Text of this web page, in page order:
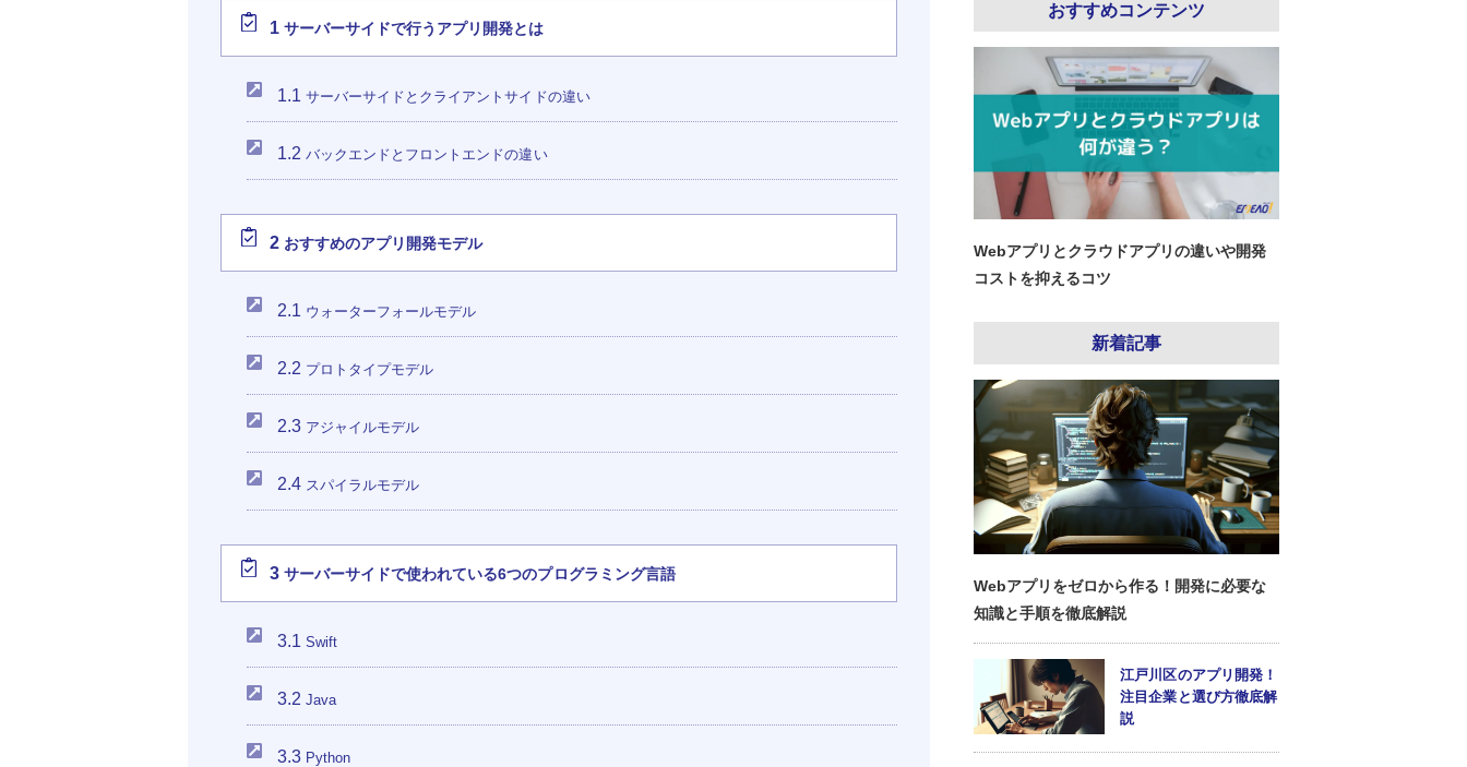
1 サーバーサイドで行うアプリ開発とは
1.1 サーバーサイドとクライアントサイドの違い
1.2 バックエンドとフロントエンドの違い
2 おすすめのアプリ開発モデル
2.1 ウォーターフォールモデル
2.2 プロトタイプモデル
2.3 アジャイルモデル
2.4 スパイラルモデル
3 サーバーサイドで使われている6つのプログラミング言語
3.1 Swift
3.2 Java
3.3 Python
おすすめコンテンツ
Webアプリとクラウドアプリの違いや開発
コストを抑えるコツ
新着記事
Webアプリをゼロから作る！開発に必要な
知識と手順を徹底解説
江戸川区のアプリ開発！
注目企業と選び方徹底解
説